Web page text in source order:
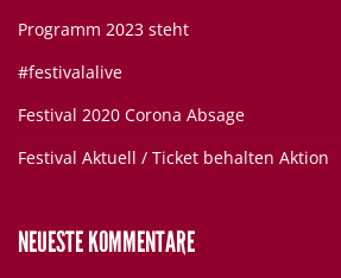
Programm 2023 steht
#festivalalive
Festival 2020 Corona Absage
Festival Aktuell / Ticket behalten Aktion
NEUESTE KOMMENTARE